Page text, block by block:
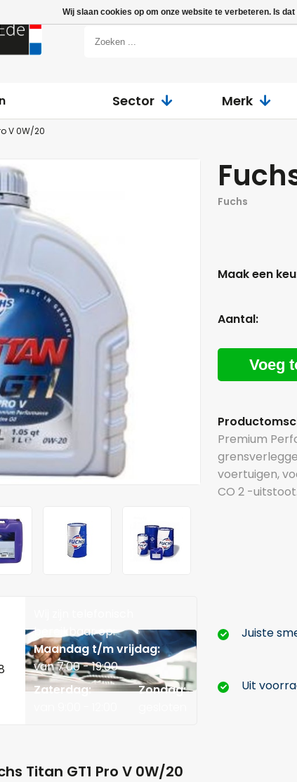
Sector Merk
V 0W/20
Fuchs
Maak een
Aantal:
Voeg
Premium
voertuigen,
CO 2 -uitstoot.
bereikbaar op:
Maandag t/m vrijdag:
van 7:00 - 19:00
Zaterdag:
Zondag:
Juiste
Uit
Titan GT1 Pro V 0W/20Hoeveel liter*:
Wij slaan cookies op om onze website te verbeteren. Is